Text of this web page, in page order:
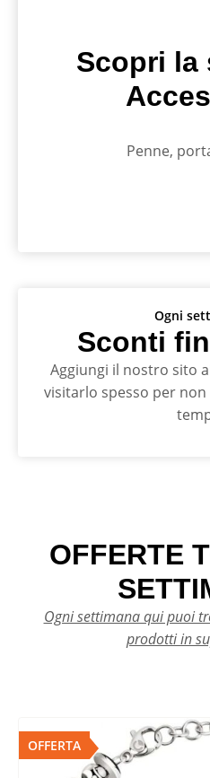
Ogni
Sconti
Aggiungi il nostro sito
visitarlo spesso per
Scopri la
Penne,
OFFERTE
Ogni settimana qui puoi
prodotti in
OFFERTA